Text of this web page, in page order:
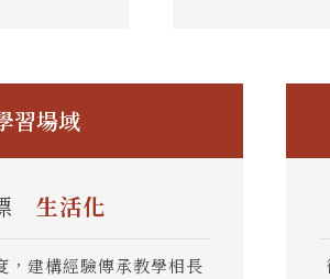
習場域
生活化
，建構經驗傳承教學相長